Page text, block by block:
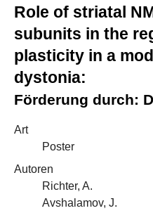
Role of striatal
subunits in the
plasticity in a
dystonia:
Förderung durch:
Art
Poster
Autoren
Richter, A.
Avshalamov, J.